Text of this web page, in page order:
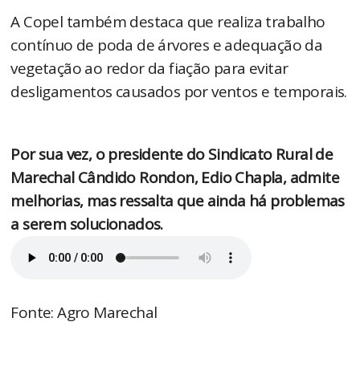
A Copel também destaca que realiza trabalho
contínuo de poda de árvores e adequação da
vegetação ao redor da fiação para evitar
desligamentos causados por ventos e temporais.
Por sua vez, o presidente do Sindicato Rural de
Marechal Cândido Rondon, Edio Chapla, admite
melhorias, mas ressalta que ainda há problemas
a serem solucionados.
Fonte: Agro Marechal